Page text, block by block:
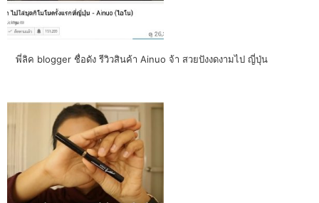
พี่ลิค blogger ชื่อดัง รีวิวสินค้า Ainuo จ้า สวยปังงดงามไป ญี่ปุ่น